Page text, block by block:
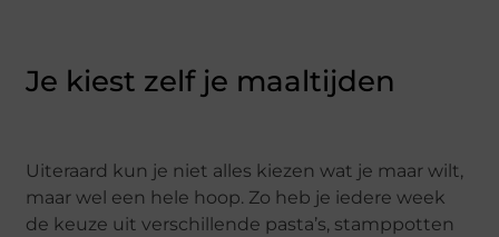
Je kiest zelf je maaltijden
Uiteraard kun je niet alles kiezen wat je maar wilt,
maar wel een hele hoop. Zo heb je iedere week
de keuze uit verschillende pasta’s, stamppotten